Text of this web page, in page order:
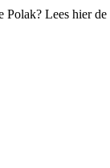
Lees hier de